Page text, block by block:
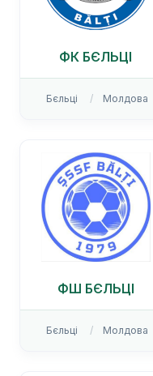
ФК БЄЛЬЦІ
Бєльці Молдова
ФШ БЄЛЬЦІ
Бєльці Молдова